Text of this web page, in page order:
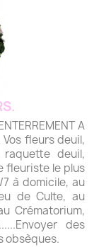
A
Vos fleurs deuil,
deuil,
fleuriste le plus
à domicile, au
de Culte, au
Crématorium,
des
obsèques.